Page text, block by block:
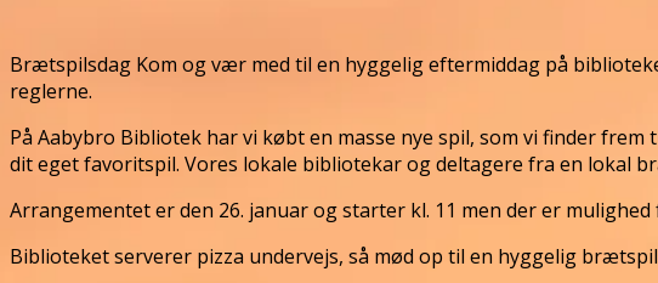
Brætspilsdag Kom og vær med til en hyggelig eftermiddag på
reglerne.
På Aabybro Bibliotek har vi købt en masse nye spil, som vi finder
dit eget favoritspil. Vores lokale bibliotekar og deltagere fra en lokal
Arrangementet er den 26. januar og starter kl. 11 men der er
Biblioteket serverer pizza undervejs, så mød op til en hyggelig